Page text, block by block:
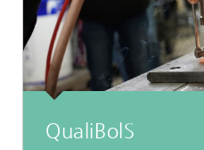
QualiBolS